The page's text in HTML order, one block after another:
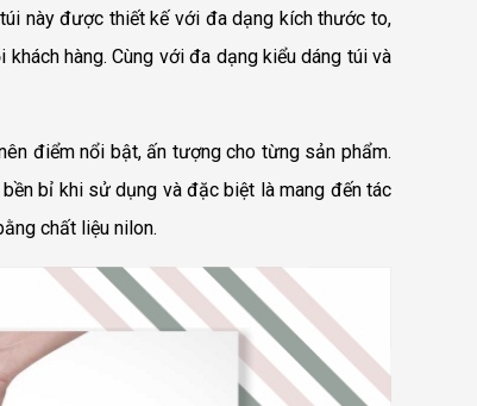
này được thiết kế với đa dạng kích thước to,
hàng. Cùng với đa dạng kiểu dáng túi và
điểm nổi bật, ấn tượng cho từng sản phẩm.
bỉ khi sử dụng và đặc biệt là mang đến tác
chất liệu nilon.